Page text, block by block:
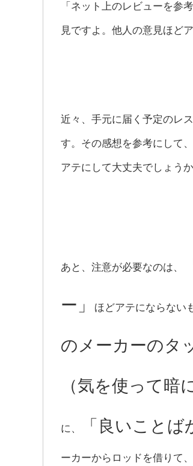
「ネット上のレビューを参
見ですよ。他人の意見ほど
近々、手元に届く予定のレ
す。その感想を参考にして
アテにして大丈夫でしょうか
あと、注意が必要なのは、
ー」 ほどアテにならない
のメーカーのタ
（気を使って暗
に、 「良いこと
ーカーからロッドを借りて